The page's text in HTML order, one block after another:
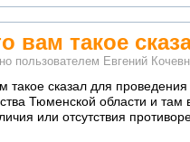
вам такое
пользователем Евгений
такое сказал для
Тюменской области и
или отсутствия